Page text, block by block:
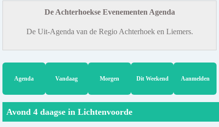
De Achterhoekse Evenementen Agenda
De Uit-Agenda van de Regio Achterhoek en Liemers.
Agenda Vandaag Morgen Dit Weekend Aanmelden
Avond 4 daagse in Lichtenvoorde